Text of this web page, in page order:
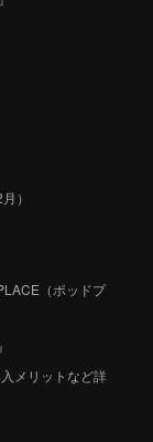
）
（ポッドプ
メリットなど詳